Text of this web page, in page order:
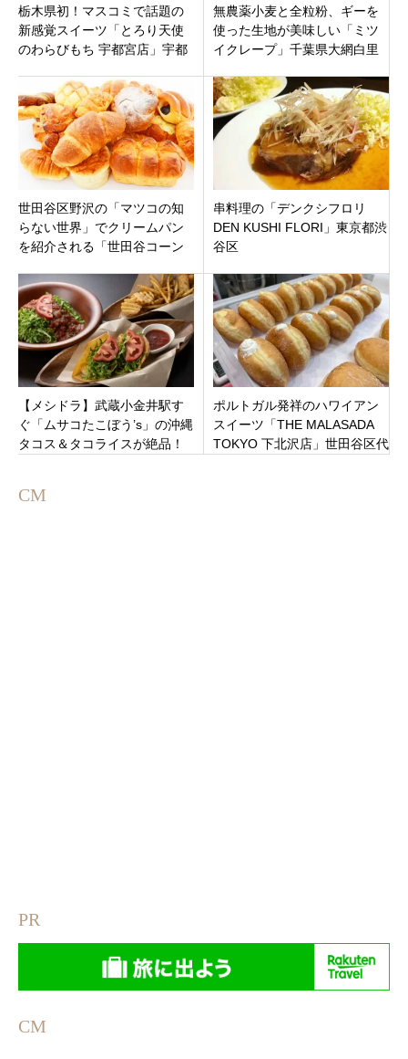
栃木県初！マスコミで話題の
新感覚スイーツ「とろり天使
のわらびもち 宇都宮店」宇都
月17日オープン
無農薬小麦と全粒粉、ギーを
使った生地が美味しい「ミツ
イクレープ」千葉県大網白里
ザ内にオープン。
世田谷区野沢の「マツコの知
らない世界」でクリームパン
を紹介される「世田谷コーン
法！
串料理の「デンクシフロリ
DEN KUSHI FLORI」東京都渋
谷区
【メシドラ】武蔵小金井駅す
ぐ「ムサコたこぼう’s」の沖縄
タコス＆タコライスが絶品！
ポルトガル発祥のハワイアン
スイーツ「THE MALASADA
TOKYO 下北沢店」世田谷区代
CM
PR
CM